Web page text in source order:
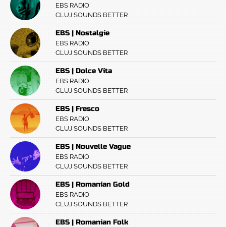
EBS RADIO
CLUJ SOUNDS BETTER
EBS | Nostalgie
EBS RADIO
CLUJ SOUNDS BETTER
EBS | Dolce Vita
EBS RADIO
CLUJ SOUNDS BETTER
EBS | Fresco
EBS RADIO
CLUJ SOUNDS BETTER
EBS | Nouvelle Vague
EBS RADIO
CLUJ SOUNDS BETTER
EBS | Romanian Gold
EBS RADIO
CLUJ SOUNDS BETTER
EBS | Romanian Folk